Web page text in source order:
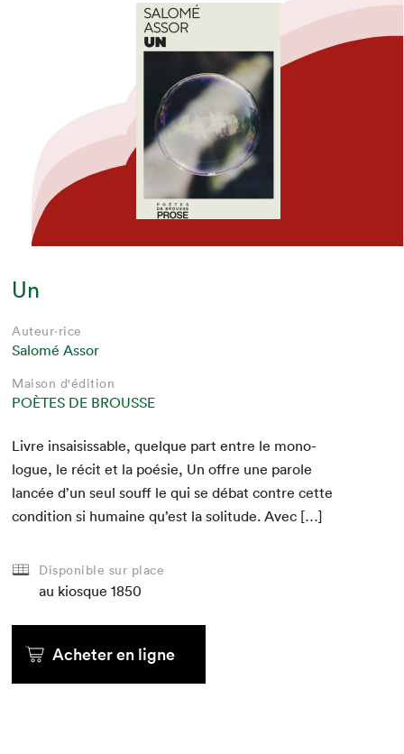
Un
Auteur·rice
Salomé Assor
Maison d'édition
POÈTES DE BROUSSE
Livre insai­siss­able, quelque part entre le mono­
logue, le réc­it et la poésie, Un offre une parole
lancée d’un seul souff le qui se débat con­tre cette
con­di­tion si humaine qu’est la soli­tude. Avec […]
Disponible sur place
au kiosque 1850
Acheter en ligne